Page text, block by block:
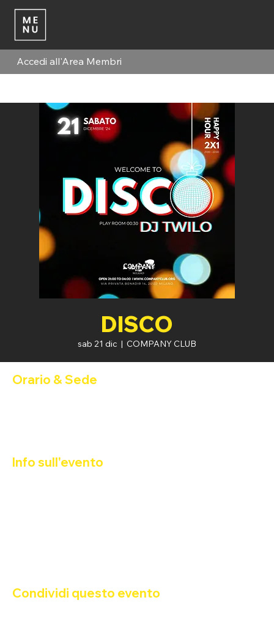
DISCO
sab 21 dic
  |
COMPANY CLUB
Orario & Sede
Info sull'evento
Condividi questo evento
Accedi all'Area Membri